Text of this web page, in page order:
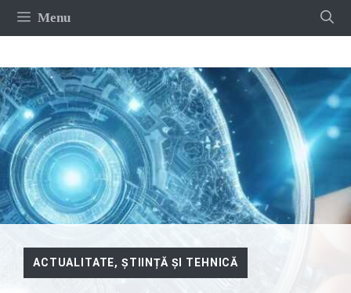
Sari
Menu
ACTUALITATE, ȘTIINȚĂ ȘI TEHNICĂ